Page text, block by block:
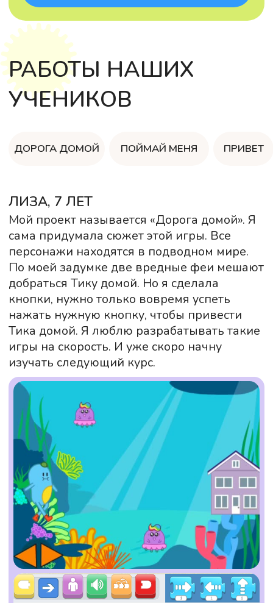
Я сам разработал проект «Привет». В нём я
научил своего друга Тика быть вежливым.
В этом проекте Тик здоровается с
мальчиком Мишей. Мне нравится
заниматься. Пока я учусь делать мультики,
ИВАН, 4 ГОДА
Онлайн
Очно
Онлайн
Очно
Молодые преподаватели с опытом
работы в IT. Подберём учителя, с
которым ребёнку будет интереснее всего.
ПРЕПОДАВАТЕЛИ
КУРСА